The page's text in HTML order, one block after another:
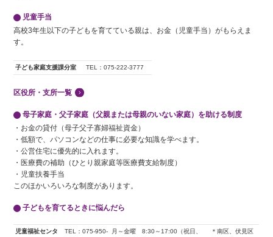
児童手当
高校3年生以下の子どもを育てている親は、お金（児童手当）がもらえま
す。
子ども家庭支援課分室 TEL：075-222-3777
区役所・支所一覧
母子家庭・父子家庭（父親または母親のいない家庭）を助ける制度
・お金の貸付（母子父子寡婦福祉資金）
・低額で、パソコンなどの仕事に必要な知識を学べます。
・公営住宅に優先的に入れます。
・医療費の補助（ひとり親家庭等医療費支給制度）
・児童扶養手当
このほかいろいろな制度があります。
子どもを育てるときに悩んだら
児童福祉センタ
TEL：075-950-
月～金曜 8:30～17:00（祝日、
＊南区、伏見区